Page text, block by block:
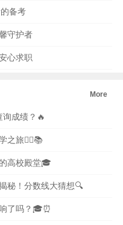
备考
守护者
心求职
More
成绩？🔥
之旅🏃‍♀️📚
高校殿堂🎓
秘！分数线大猜想🔍
了吗？🎓⏰